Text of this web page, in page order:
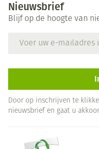
Nieuwsbrief
Blijf op de hoogte van
Door op inschrijven te
nieuwsbrief en gaat u